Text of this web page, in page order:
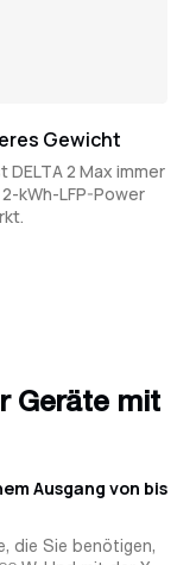
Gewicht
2 Max immer
kWh-LFP-Power
Geräte mit
Ausgang von bis
die Sie benötigen,